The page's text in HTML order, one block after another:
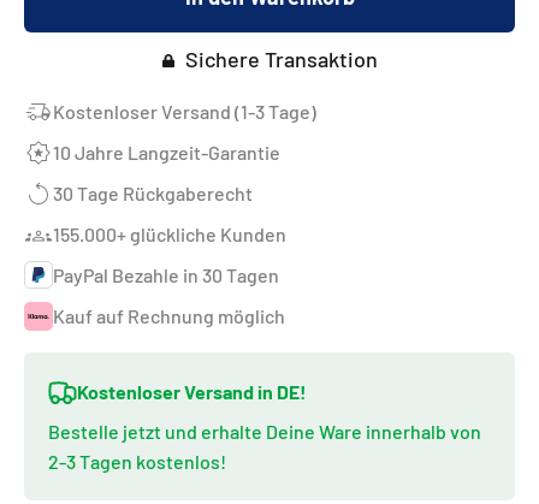
Sichere Transaktion
Kostenloser Versand (1-3 Tage)
10 Jahre Langzeit-Garantie
30 Tage Rückgaberecht
155.000+ glückliche Kunden
PayPal Bezahle in 30 Tagen
Kauf auf Rechnung möglich
Kostenloser Versand in DE!
Bestelle jetzt und erhalte Deine Ware innerhalb von
2-3 Tagen kostenlos!